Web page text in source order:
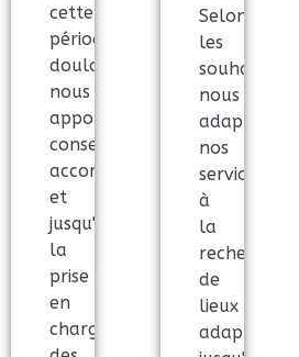
cette
période
douloureuse,
nous
apportons
conseils,
accompagnement
et
jusqu'à
la
prise
en
charge
Selon
les
souhaits,
nous
adaptons
nos
services
à
la
recherche
de
lieux
adaptés